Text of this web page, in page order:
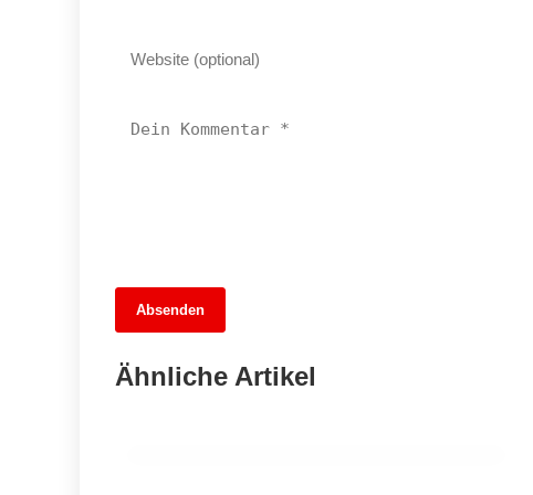
Absenden
Ähnliche Artikel
Neukölln im Umbruch: Hikels Abschied
und die Suche nach Lösungen in